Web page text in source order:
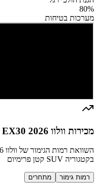
80%
מערכות בטיחות
מכירות וולוו EX30 2026 והשוואה למתחרים
בקטגוריה SUV קטן פרימיום
רמות גימור מתחרים